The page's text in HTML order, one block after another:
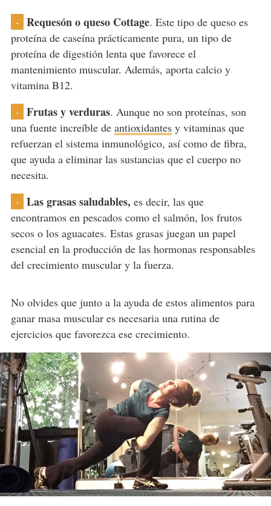
- Requesón o queso Cottage. Este tipo de queso es
proteína de caseína prácticamente pura, un tipo de
proteína de digestión lenta que favorece el
mantenimiento muscular. Además, aporta calcio y
vitamina B12.
- Frutas y verduras. Aunque no son proteínas, son
una fuente increíble de antioxidantesy vitaminas que
refuerzan el sistema inmunológico, así como de fibra,
que ayuda a eliminar las sustancias que el cuerpo no
necesita.
- Las grasas saludables, es decir, las que
encontramos en pescados como el salmón, los frutos
secos o los aguacates. Estas grasas juegan un papel
esencial en la producción de las hormonas responsables
del crecimiento muscular y la fuerza.
No olvides que junto a la ayuda de estos alimentos para
ganar masa muscular es necesaria una rutina de
ejercicios que favorezca ese crecimiento.